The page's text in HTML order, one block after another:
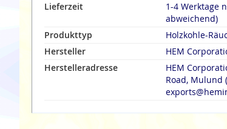
Lieferzeit
1-4 Werktage
abweichend)
Produkttyp
Holzkohle-
Hersteller
HEM
Herstelleradresse
HEM
Road, Mulund